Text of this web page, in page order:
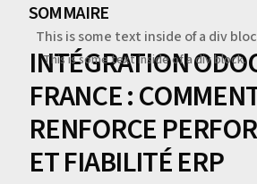
SOMMAIRE
This is some text inside of a div
This is some text inside of a div block.
INTÉGRATION
FRANCE :
RENFORCE
ET FIABILITÉ ERP